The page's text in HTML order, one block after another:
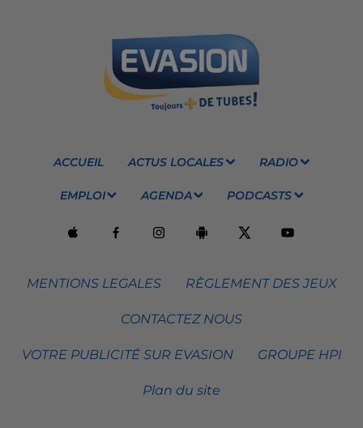
ACCUEIL ACTUS LOCALES RADIO
EMPLOI AGENDA PODCASTS
MENTIONS LEGALES RÈGLEMENT DES JEUX
CONTACTEZ NOUS
VOTRE PUBLICITÉ SUR EVASION GROUPE HPI
Plan du site